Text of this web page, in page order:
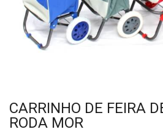
CARRINHO DE FEIRA
RODA MOR